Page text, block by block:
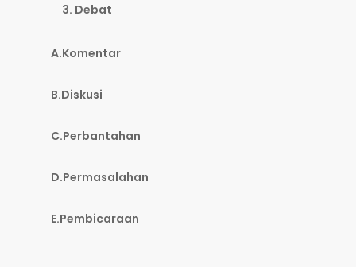
Debat
A.Komentar
B.Diskusi
C.Perbantahan
D.Permasalahan
E.Pembicaraan